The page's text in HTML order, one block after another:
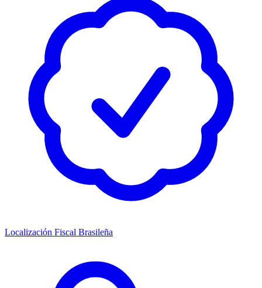
Localización Fiscal Brasileña